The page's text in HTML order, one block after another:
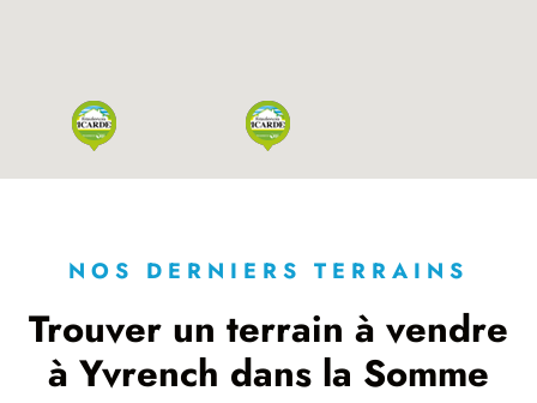
NOS DERNIERS TERRAINS
Trouver un terrain à vendre
à Yvrench dans la Somme